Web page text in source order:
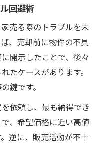
回避術
売る際のトラブルを未
、売却前に物件の不具
開示したことで、後々
たケースがあります。
鍵です。
依頼し、最も納得でき
、希望価格に近い高値
逆に、販売活動が不十